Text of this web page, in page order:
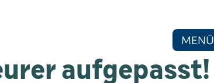
MENÜ
aufgepasst!